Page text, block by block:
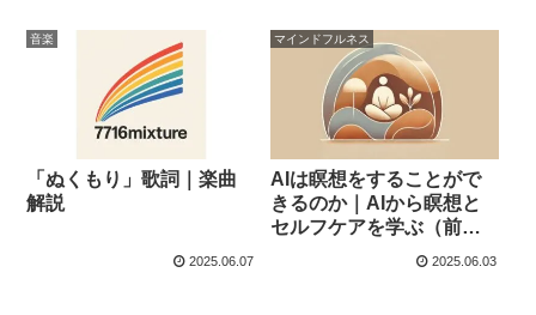
音楽
「ぬくもり」歌詞｜楽曲
解説
2025.06.07
マインドフルネス
AIは瞑想をすることがで
きるのか｜AIから瞑想と
セルフケアを学ぶ（前
2025.06.03